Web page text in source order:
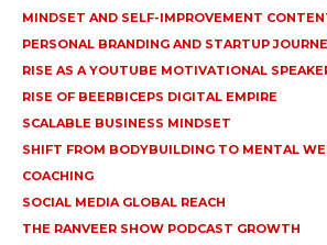
MINDSET AND SELF-IMPROVEMENT
PERSONAL BRANDING AND STARTUP
RISE AS A YOUTUBE MOTIVATIONAL
RISE OF BEERBICEPS DIGITAL EMPIRE
SCALABLE BUSINESS MINDSET
SHIFT FROM BODYBUILDING TO MENTAL
COACHING
SOCIAL MEDIA GLOBAL REACH
THE RANVEER SHOW PODCAST GROWTH